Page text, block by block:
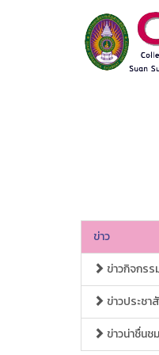
ข่าว
ข่าวกิจกรร
ข่าวประช
ข่าวน่าชื่นช